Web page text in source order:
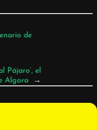
de
Pájaro’, el
Algora
→